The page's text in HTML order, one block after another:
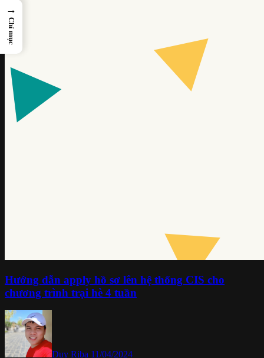
Hướng dẫn apply hồ sơ lên hệ thống CIS cho
chương trình trại hè 4 tuần
Duy Riba 11/04/2024
→
Chỉ mục